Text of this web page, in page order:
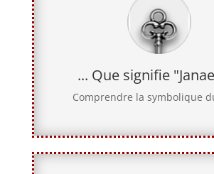
... Que signifie
Comprendre la symbolique